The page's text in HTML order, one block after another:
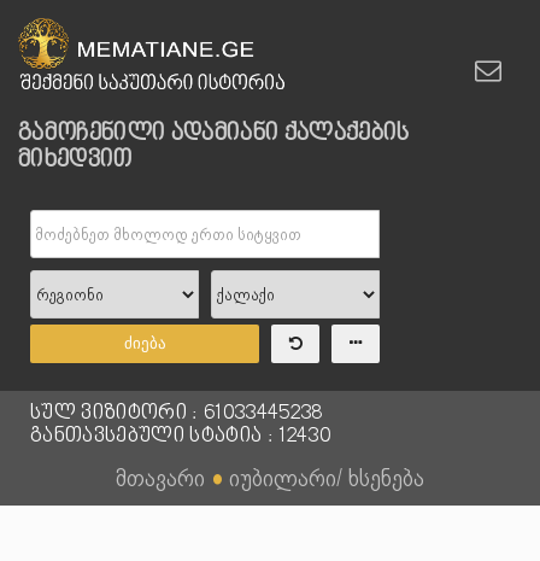
გამოჩენილი ადამიანი ქალაქების
მიხედვით
ძიება
სულ ვიზიტორი : 61033445238
განთავსებული სტატია : 12430
მთავარი ● იუბილარი/ ხსენება